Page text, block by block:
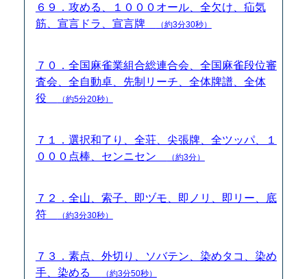
６９．攻める、１０００オール、全欠け、疝気
筋、宣言ドラ、宣言牌
（約3分30秒）
７０．全国麻雀業組合総連合会、全国麻雀段位審
査会、全自動卓、先制リーチ、全体牌譜、全体
役
（約5分20秒）
７１．選択和了り、全荘、尖張牌、全ツッパ、１
０００点棒、センニセン
（約3分）
７２．全山、索子、即ヅモ、即ノリ、即リー、底
符
（約3分30秒）
７３．素点、外切り、ソバテン、染めタコ、染め
手、染める
（約3分50秒）